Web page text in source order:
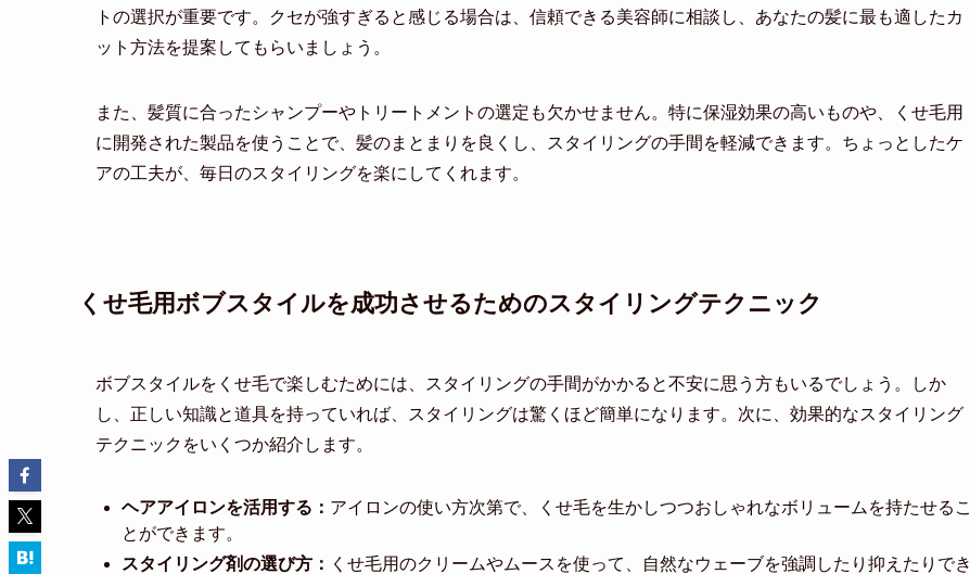
トの選択が重要です。クセが強すぎると感じる場合は、信頼できる美容師に相談し、あなたの髪に最も適したカ
ット方法を提案してもらいましょう。
また、髪質に合ったシャンプーやトリートメントの選定も欠かせません。特に保湿効果の高いものや、くせ毛用
に開発された製品を使うことで、髪のまとまりを良くし、スタイリングの手間を軽減できます。ちょっとしたケ
アの工夫が、毎日のスタイリングを楽にしてくれます。
くせ毛用ボブスタイルを成功させるためのスタイリングテクニック
ボブスタイルをくせ毛で楽しむためには、スタイリングの手間がかかると不安に思う方もいるでしょう。しか
し、正しい知識と道具を持っていれば、スタイリングは驚くほど簡単になります。次に、効果的なスタイリング
テクニックをいくつか紹介します。
ヘアアイロンを活用する： アイロンの使い方次第で、くせ毛を生かしつつおしゃれなボリュームを持たせるこ
とができます。
スタイリング剤の選び方： くせ毛用のクリームやムースを使って、自然なウェーブを強調したり抑えたりでき